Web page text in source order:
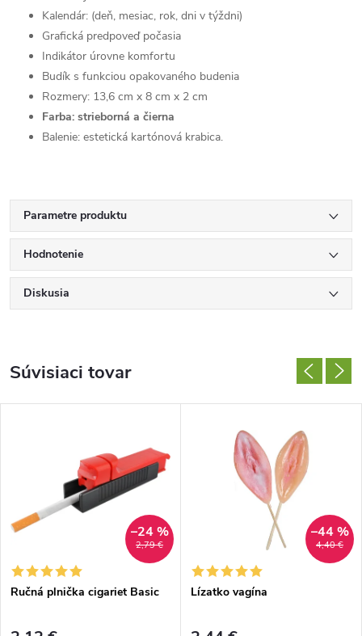
Kalendár: (deň, mesiac, rok, dni v týždni)
Grafická predpoveď počasia
Indikátor úrovne komfortu
Budík s funkciou opakovaného budenia
Rozmery: 13,6 cm x 8 cm x 2 cm
Farba: strieborná a čierna
Balenie: estetická kartónová krabica.
Parametre produktu
Hodnotenie
Diskusia
Súvisiaci tovar
2,79 €
–24 %
Ručná plnička cigariet Basic
4,40 €
–44 %
Lízatko vagína